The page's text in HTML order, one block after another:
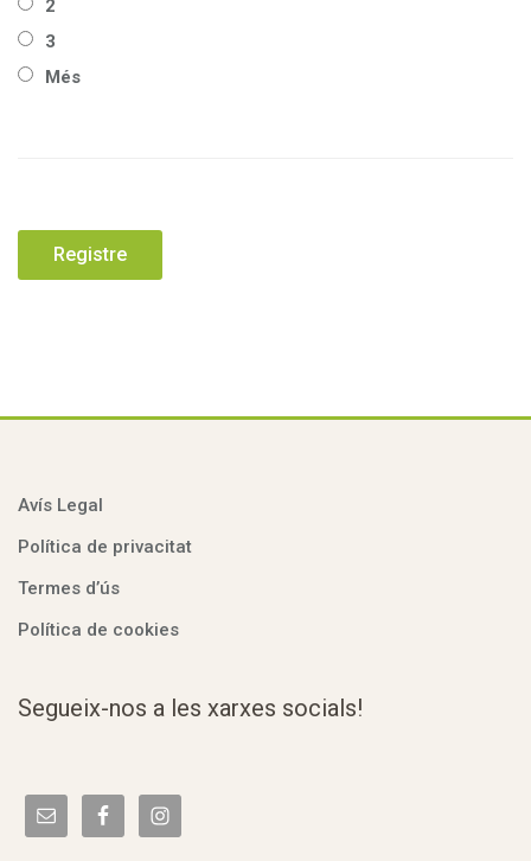
2
3
Més
Avís Legal
Política de privacitat
Termes d’ús
Política de cookies
Segueix-nos a les xarxes socials!